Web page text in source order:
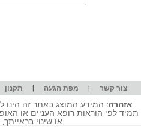
צור קשר | מפת הגעה | תקנון
אזהרה: המידע המוצג באתר זה הינו
תמיד לפי הוראות רופא העניים או
או שינוי